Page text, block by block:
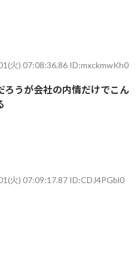
火) 07:08:36.86 ID:mxckmwKh0
ろうが会社の内情だけでこん
火) 07:09:17.87 ID:CDJ4PGbl0